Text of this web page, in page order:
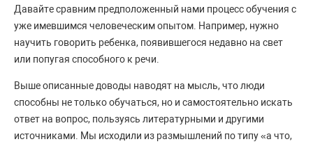
Давайте сравним предположенный нами процесс обучения с
уже имевшимся человеческим опытом. Например, нужно
научить говорить ребенка, появившегося недавно на свет
или попугая способного к речи.
Выше описанные доводы наводят на мысль, что люди
способны не только обучаться, но и самостоятельно искать
ответ на вопрос, пользуясь литературными и другими
источниками. Мы исходили из размышлений по типу «а что,